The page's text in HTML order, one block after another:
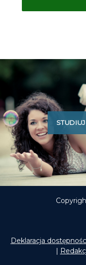
Deklaracja
|